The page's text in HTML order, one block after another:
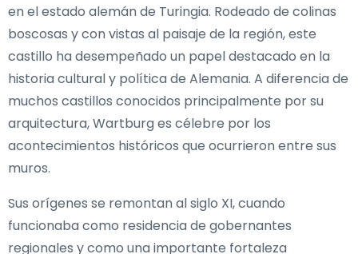
en el estado alemán de Turingia. Rodeado de colinas
boscosas y con vistas al paisaje de la región, este
castillo ha desempeñado un papel destacado en la
historia cultural y política de Alemania. A diferencia de
muchos castillos conocidos principalmente por su
arquitectura, Wartburg es célebre por los
acontecimientos históricos que ocurrieron entre sus
muros.
Sus orígenes se remontan al siglo XI, cuando
funcionaba como residencia de gobernantes
regionales y como una importante fortaleza